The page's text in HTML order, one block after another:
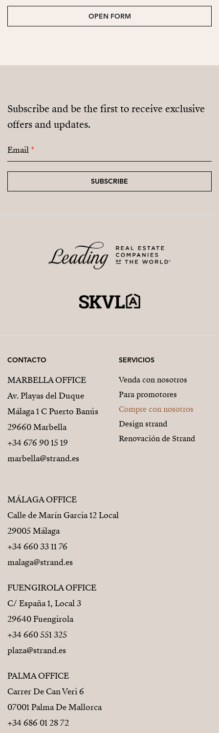
OPEN FORM
Subscribe and be the first to receive exclusive
offers and updates.
Email*
SUBSCRIBE
CONTACTO
MARBELLA OFFICE
Av. Playas del Duque
Málaga 1 C Puerto Banús
29660 Marbella
+34 676 90 15 19
marbella@strand.es
MÁLAGA OFFICE
Calle de Marín Garcia 12 Local
29005 Málaga
+34 660 33 11 76
malaga@strand.es
FUENGIROLA OFFICE
C/ España 1, Local 3
29640 Fuengirola
+34 660 551 325
plaza@strand.es
PALMA OFFICE
Carrer De Can Veri 6
07001 Palma De Mallorca
+34 686 01 28 72
SERVICIOS
Venda con nosotros
Para promotores
Compre con nosotros
Design strand
Renovación de Strand